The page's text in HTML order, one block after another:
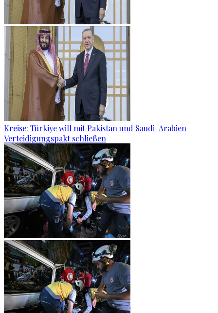
Kreise: Türkiye will mit Pakistan und Saudi-Arabien
Verteidigungspakt schließen